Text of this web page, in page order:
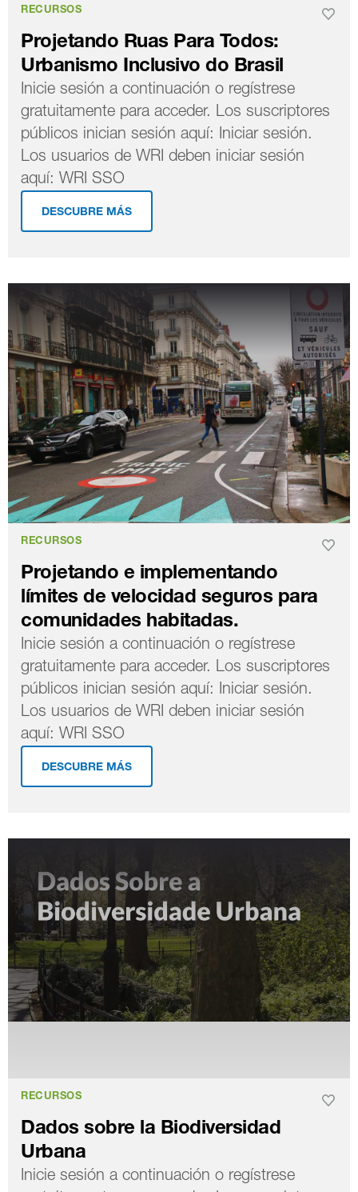
RECURSOS
Projetando Ruas Para Todos:
Urbanismo Inclusivo do Brasil
Inicie sesión a continuación o regístrese
gratuitamente para acceder. Los suscriptores
públicos inician sesión aquí: Iniciar sesión.
Los usuarios de WRI deben iniciar sesión
aquí: WRI SSO
DESCUBRE MÁS
RECURSOS
Projetando e implementando
límites de velocidad seguros para
comunidades habitadas.
Inicie sesión a continuación o regístrese
gratuitamente para acceder. Los suscriptores
públicos inician sesión aquí: Iniciar sesión.
Los usuarios de WRI deben iniciar sesión
aquí: WRI SSO
DESCUBRE MÁS
RECURSOS
Dados sobre la Biodiversidad
Urbana
Inicie sesión a continuación o regístrese